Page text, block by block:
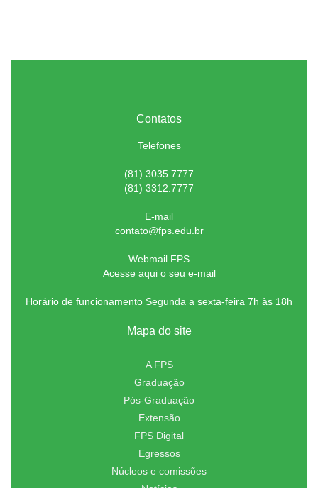
Contatos
Telefones
(81) 3035.7777
(81) 3312.7777
E-mail
contato@fps.edu.br
Webmail FPS
Acesse aqui o seu e-mail
Horário de funcionamento Segunda a sexta-feira 7h às 18h
Mapa do site
A FPS
Graduação
Pós-Graduação
Extensão
FPS Digital
Egressos
Núcleos e comissões